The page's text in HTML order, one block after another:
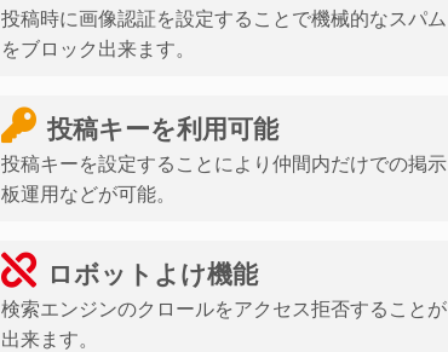
投稿時に画像認証を設定することで機械的なスパム
をブロック出来ます。
投稿キーを利用可能
投稿キーを設定することにより仲間内だけでの掲示
板運用などが可能。
ロボットよけ機能
検索エンジンのクロールをアクセス拒否することが
出来ます。